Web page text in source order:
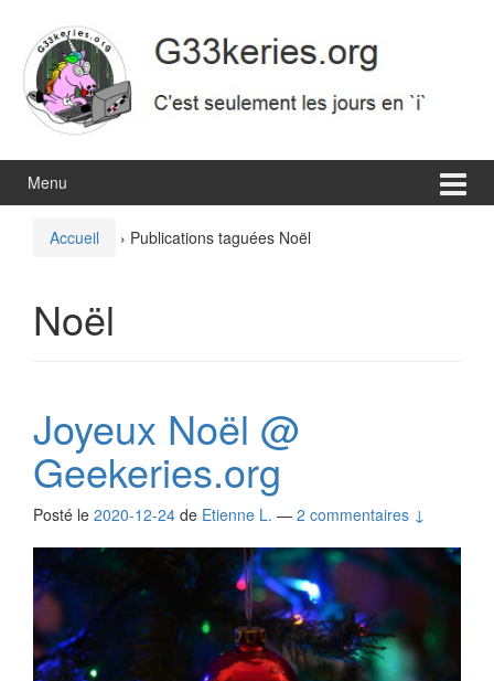
contenu
menu
principal
Menu
Accueil › Publications taguées Noël
Noël
Joyeux Noël @
Geekeries.org
Posté le 2020-12-24 de Etienne L. — 2 commentaires ↓